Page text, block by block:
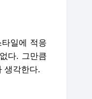
일에 적응
다. 그만큼
생각한다.